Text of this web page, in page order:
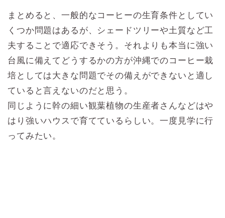
まとめると、一般的なコーヒーの生育条件としてい
くつか問題はあるが、シェードツリーや土質など工
夫することで適応できそう。それよりも本当に強い
台風に備えてどうするかの方が沖縄でのコーヒー栽
培としては大きな問題でその備えができないと適し
ていると言えないのだと思う。
同じように幹の細い観葉植物の生産者さんなどはや
はり強いハウスで育てているらしい。一度見学に行
ってみたい。